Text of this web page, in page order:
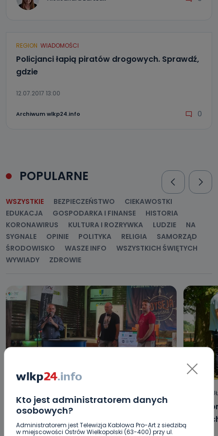
Kto jest administratorem danych
osobowych?
Administratorem jest Telewizja Kablowa Pro-Art z siedzibą
w miejscowości Ostrów Wielkopolski (63-400) przy ul.
REGION WIADOMOŚCI
Policjanci łapią piratów drogowych. Sprawdź,
gdzie
12.07.2017 13:00
Archiwum wlkp24.info 0
POPULARNE
WSZYSTKIE BEZPIECZEŃSTWO
CIEKAWOSTKI
EDUKACJA
GOSPODARKA I FINANSE
HISTORIA
KORONAWIRUS
KULTURA I ROZRYWKA LUDZIE
NA
SYGNALE
OPINIE POLITYKA RELIGIA
SAMORZĄD
ŚRODOWISKO
WASZE INFO
WSZYSTKICH ŚWIĘTYCH
WYWIADY
ZDROWIE
„Niezwykli ludzie, niezwykłe podróże,
niezwykłe historie!”. Odyseja
Antonińska – dzień pierwszy [FOTO]
Jak